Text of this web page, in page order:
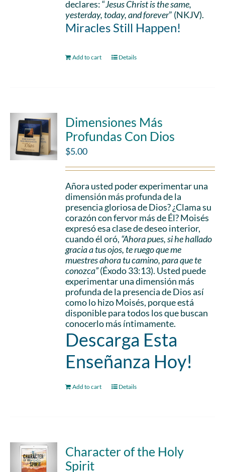
declares: “Jesus Christ is the same,
yesterday, today, and forever” (NKJV).
Miracles Still Happen!
Add to cart Details
Dimensiones Más
Profundas Con Dios
$5.00
Añora usted poder experimentar una
dimensión más profunda de la
presencia gloriosa de Dios? ¿Clama su
corazón con fervor más de Él? Moisés
expresó esa clase de deseo interior,
cuando él oró, “Ahora pues, si he hallado
gracia a tus ojos, te ruego que me
muestres ahora tu camino, para que te
conozca”(Éxodo 33:13). Usted puede
experimentar una dimensión más
profunda de la presencia de Dios así
como lo hizo Moisés, porque está
disponible para todos los que buscan
conocerlo más íntimamente.
Descarga Esta
Enseñanza Hoy!
Add to cart Details
Character of the Holy
Spirit